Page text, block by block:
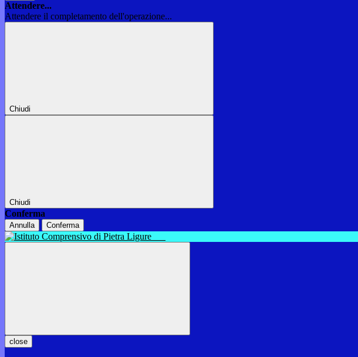
Attendere...
Attendere il completamento dell'operazione...
Chiudi
Chiudi
Conferma
Annulla Conferma
close